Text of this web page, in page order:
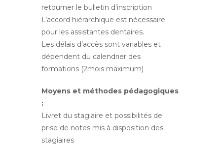
retourner le bulletin d’inscription
L’accord hiérarchique est nécessaire
pour les assistantes dentaires.
Les délais d’accès sont variables et
dépendent du calendrier des
formations (2mois maximum)
Moyens et méthodes pédagogiques
:
Livret du stagiaire et possibilités de
prise de notes mis à disposition des
stagiaires